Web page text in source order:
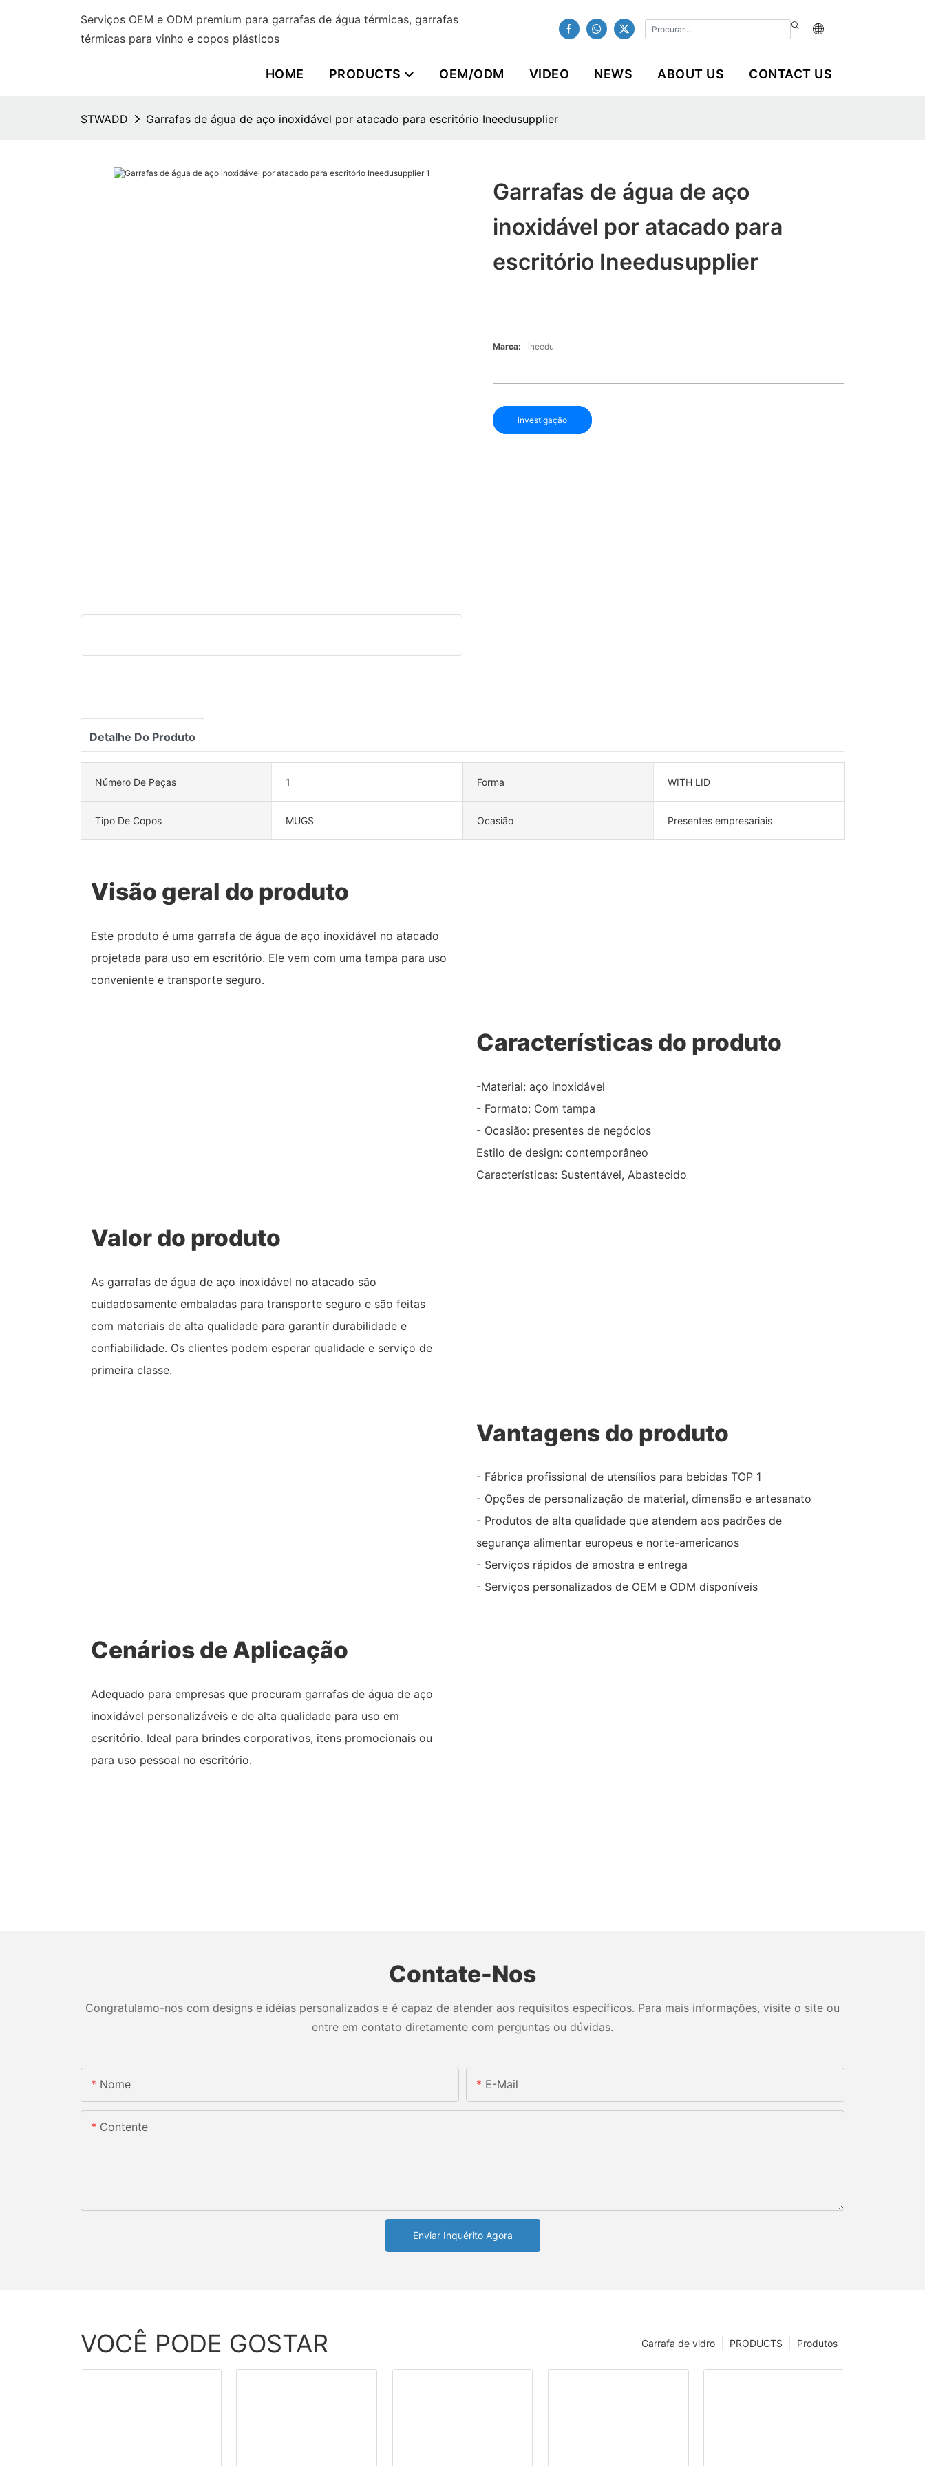
Serviços OEM e ODM premium para garrafas de água térmicas, garrafas
térmicas para vinho e copos plásticos
HOME PRODUCTS OEM/ODM VIDEO NEWS ABOUT US CONTACT US
STWADD Garrafas de água de aço inoxidável por atacado para escritório Ineedusupplier
Garrafas de água de aço
inoxidável por atacado para
escritório Ineedusupplier
Marca: ineedu
investigação
Detalhe Do Produto
Número De Peças 1 Forma WITH LID
Tipo De Copos MUGS Ocasião Presentes empresariais
Visão geral do produto
Este produto é uma garrafa de água de aço inoxidável no atacado
projetada para uso em escritório. Ele vem com uma tampa para uso
conveniente e transporte seguro.
Características do produto
-Material: aço inoxidável
- Formato: Com tampa
- Ocasião: presentes de negócios
Estilo de design: contemporâneo
Características: Sustentável, Abastecido
Valor do produto
As garrafas de água de aço inoxidável no atacado são
cuidadosamente embaladas para transporte seguro e são feitas
com materiais de alta qualidade para garantir durabilidade e
confiabilidade. Os clientes podem esperar qualidade e serviço de
primeira classe.
Vantagens do produto
- Fábrica profissional de utensílios para bebidas TOP 1
- Opções de personalização de material, dimensão e artesanato
- Produtos de alta qualidade que atendem aos padrões de
segurança alimentar europeus e norte-americanos
- Serviços rápidos de amostra e entrega
- Serviços personalizados de OEM e ODM disponíveis
Cenários de Aplicação
Adequado para empresas que procuram garrafas de água de aço
inoxidável personalizáveis ​​e de alta qualidade para uso em
escritório. Ideal para brindes corporativos, itens promocionais ou
para uso pessoal no escritório.
Contate-Nos
Congratulamo-nos com designs e idéias personalizados e é capaz de atender aos requisitos específicos. Para mais informações, visite o site ou
entre em contato diretamente com perguntas ou dúvidas.
Nome E-Mail
Contente
Enviar Inquérito Agora
VOCÊ PODE GOSTAR Produtos
PRODUCTS
Garrafa de vidro